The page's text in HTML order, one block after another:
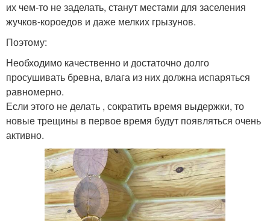
их чем-то не заделать, станут местами для заселения
жучков-короедов и даже мелких грызунов.
Поэтому:
Необходимо качественно и достаточно долго
просушивать бревна, влага из них должна испаряться
равномерно.
Если этого не делать , сократить время выдержки, то
новые трещины в первое время будут появляться очень
активно.